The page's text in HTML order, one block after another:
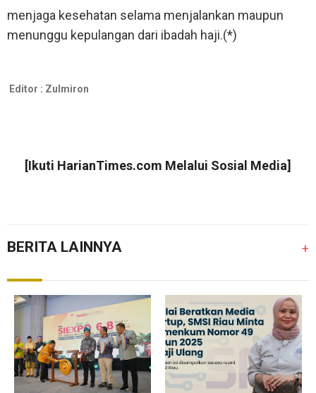
menjaga kesehatan selama menjalankan maupun
menunggu kepulangan dari ibadah haji.(*)
Editor : Zulmiron
[Ikuti HarianTimes.com Melalui Sosial Media]
BERITA LAINNYA +